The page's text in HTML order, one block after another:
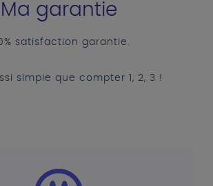
Ma garantie
satisfaction garantie.
simple que compter 1, 2, 3 !